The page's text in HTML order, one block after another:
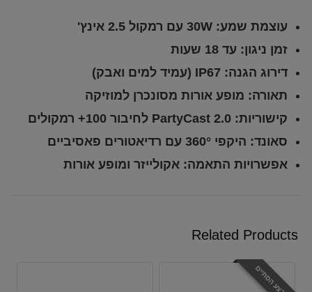
עוצמת שמע: 30W עם רמקול 2.5 אינץ'
זמן ניגון: עד 18 שעות
דירוג הגנה: IP67 (עמיד למים ואבק)
תאורה: מופע אורות מסונכרן למוזיקה
קישוריות: PartyCast 2.0 לחיבור 100+ רמקולים
סאונד: היקפי 360° עם רדיאטורים פאסיביים
אפשרויות התאמה: אקולייזר ומופע אורות
Related Products
המבצע הסתיים